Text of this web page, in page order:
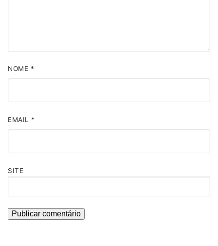
NOME *
EMAIL *
SITE